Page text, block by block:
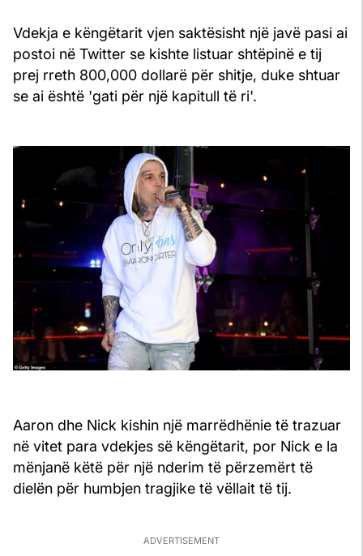
Vdekja e këngëtarit vjen saktësisht një javë pasi ai
postoi në Twitter se kishte listuar shtëpinë e tij
prej rreth 800,000 dollarë për shitje, duke shtuar
se ai është 'gati për një kapitull të ri'.
Aaron dhe Nick kishin një marrëdhënie të trazuar
në vitet para vdekjes së këngëtarit, por Nick e la
mënjanë këtë për një nderim të përzemërt të
dielën për humbjen tragjike të vëllait të tij.